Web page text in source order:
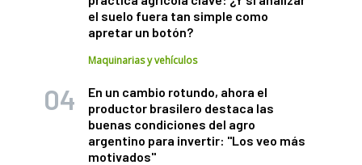
el suelo fuera tan simple como
apretar un botón?
Maquinarias y vehículos
En un cambio rotundo, ahora el
productor brasilero destaca las
buenas condiciones del agro
argentino para invertir: "Los veo más
motivados"